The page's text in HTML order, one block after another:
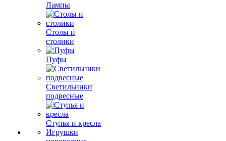
Лампы
Столы и
столики
Пуфы
Светильники
подвесные
Стулья и кресла
Игрушки